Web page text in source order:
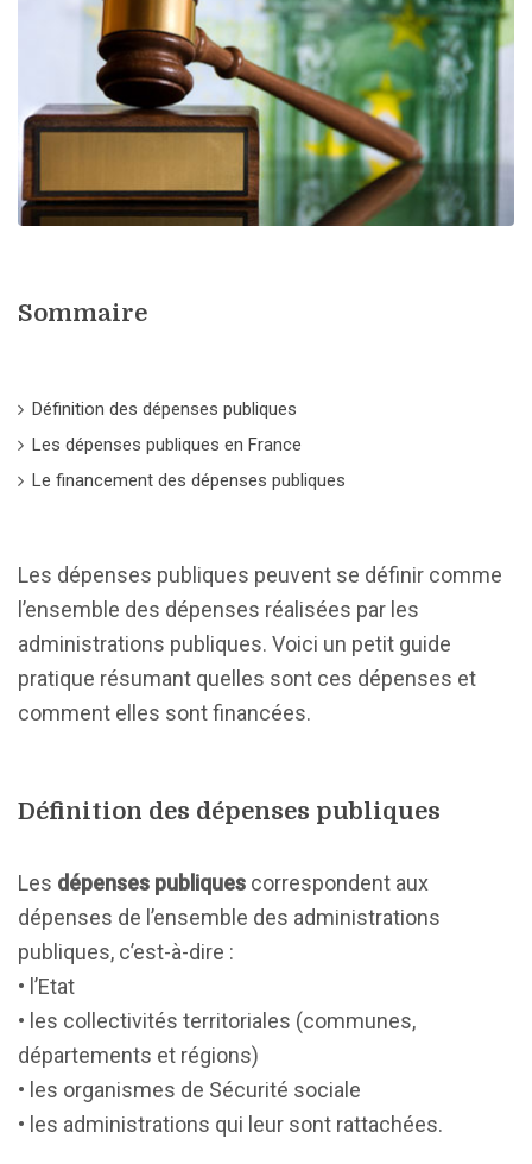
Sommaire
Définition des dépenses publiques
Les dépenses publiques en France
Le financement des dépenses publiques
Les dépenses publiques peuvent se définir comme
l’ensemble des dépenses réalisées par les
administrations publiques. Voici un petit guide
pratique résumant quelles sont ces dépenses et
comment elles sont financées.
Définition des dépenses publiques
Les dépenses publiques correspondent aux
dépenses de l’ensemble des administrations
publiques, c’est-à-dire :
• l’Etat
• les collectivités territoriales (communes,
départements et régions)
• les organismes de Sécurité sociale
• les administrations qui leur sont rattachées.